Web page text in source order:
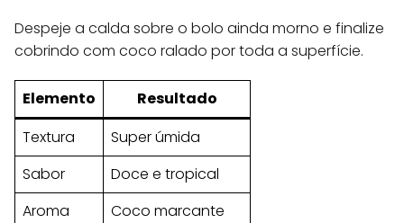
Despeje a calda sobre o bolo ainda morno e finalize
cobrindo com coco ralado por toda a superfície.
Elemento
Resultado
Textura
Super úmida
Sabor
Doce e tropical
Aroma
Coco marcante